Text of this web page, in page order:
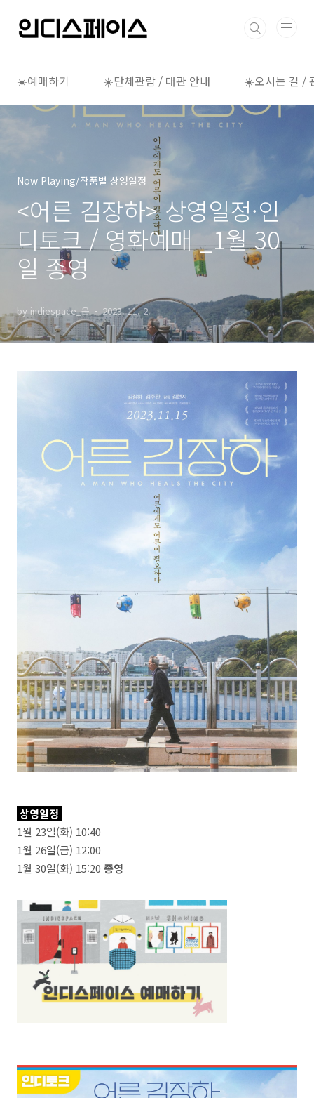
☀️예매하기 ☀️단체관람 / 대관 안내 ☀️오시는 길 /
Now Playing/작품별 상영일정
<어른 김장하> 상영일정·인
디토크 / 영화예매 _1월 30
일 종영
by indiespace_은 2023. 11. 2.
상영일정
1월 23일(화) 10:40
1월 26일(금) 12:00
1월 30일(화) 15:20 종영